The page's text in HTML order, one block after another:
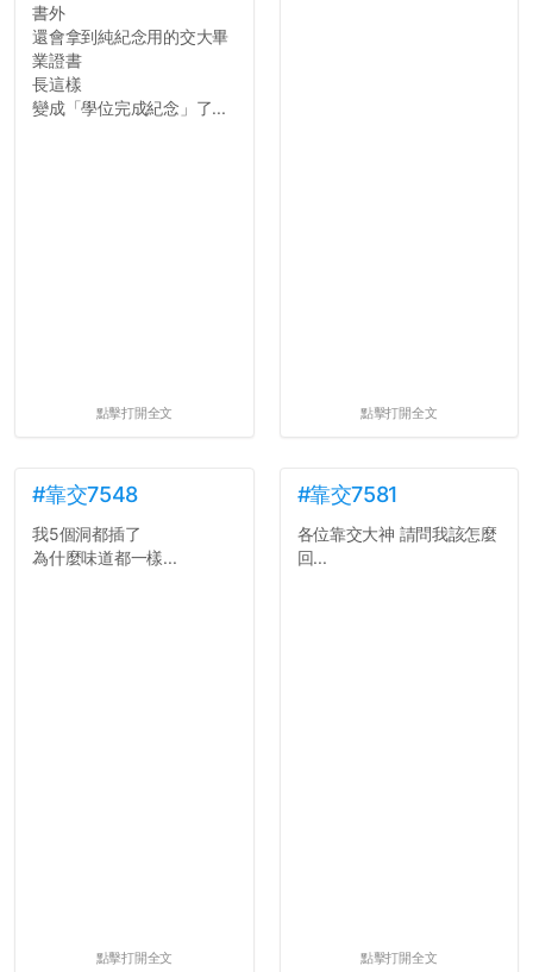
書外
還會拿到純紀念用的交大畢
業證書
長這樣
變成「學位完成紀念」了...
點擊打開全文 點擊打開全文
#靠交7548
我5個洞都插了
為什麼味道都一樣...
點擊打開全文
#靠交7581
各位靠交大神 請問我該怎麼
回...
點擊打開全文